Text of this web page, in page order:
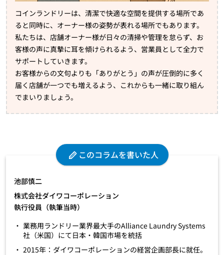
コインランドリーは、清潔で快適な空間を提供する場所であ
ると同時に、オーナー様の姿勢が表れる場所でもあります。
私たちは、店舗オーナー様が日々の清掃や管理を怠らず、お
客様の声に真摯に耳を傾けられるよう、営業員として全力で
サポートしていきます。
お客様からの文句よりも「ありがとう」の声が圧倒的に多く
届く店舗が一つでも増えるよう、これからも一緒に取り組ん
でまいりましょう。
このコラムを書いた人
池部慎二
株式会社ダイワコーポレーション
執行役員（執筆当時）
業務用ランドリー業界最大手のAlliance Laundry Systems
社（米国）にて日本・韓国市場を統括
2015年：ダイワコーポレーションの経営企画部長に就任。